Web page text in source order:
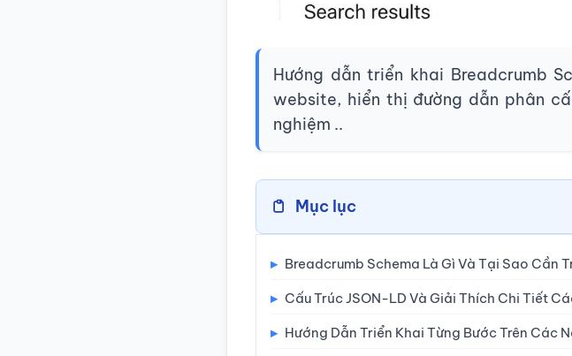
Hướng dẫn triển khai Breadcrumb
website, hiển thị đường dẫn phân
nghiệm ..
Mục lục
▸ Breadcrumb Schema Là Gì Và Tại Sao Cần
▸ Cấu Trúc JSON-LD Và Giải Thích Chi Tiết
▸ Hướng Dẫn Triển Khai Từng Bước Trên Các